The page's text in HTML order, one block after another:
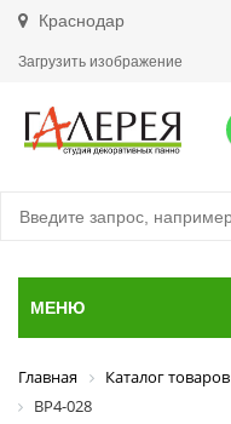
Краснодар
Загрузить изображение
МЕНЮ
Главная Каталог товаров
ВР4-028